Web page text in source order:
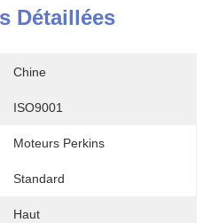
Détaillées
Chine
ISO9001
Moteurs Perkins
Standard
Haut